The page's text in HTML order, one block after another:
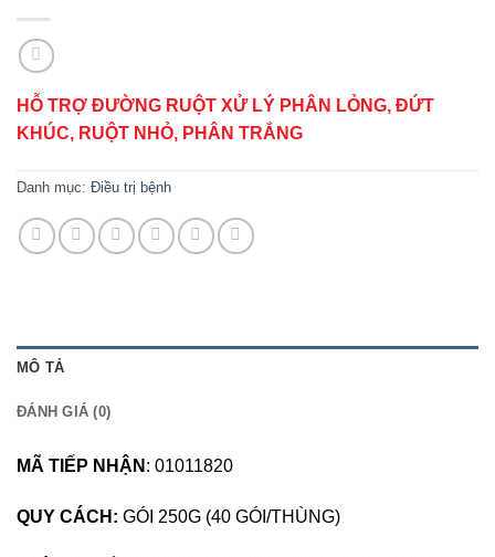
HỖ TRỢ ĐƯỜNG RUỘT XỬ LÝ PHÂN LỎNG, ĐỨT
KHÚC, RUỘT NHỎ, PHÂN TRẮNG
Danh mục: Điều trị bệnh
MÔ TẢ
ĐÁNH GIÁ (0)
MÃ TIẾP NHẬN : 01011820
QUY CÁCH: GÓI 250G (40 GÓI/THÙNG)